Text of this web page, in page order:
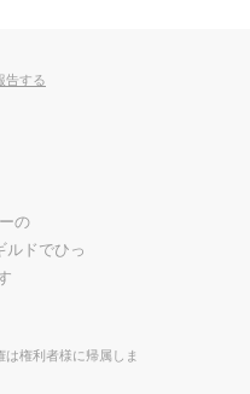
告する
の
ルドでひっ
権利者様に帰属しま